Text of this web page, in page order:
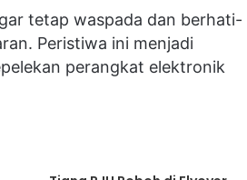
tetap waspada dan berhati-
Peristiwa ini menjadi
perangkat elektronik